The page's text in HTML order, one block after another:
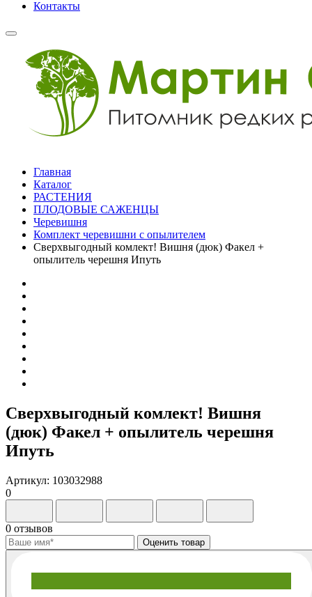
Контакты
Главная
Каталог
РАСТЕНИЯ
ПЛОДОВЫЕ САЖЕНЦЫ
Черевишня
Комплект черевишни с опылителем
Сверхвыгодный комлект! Вишня (дюк) Факел +
опылитель черешня Ипуть
Сверхвыгодный комлект! Вишня
(дюк) Факел + опылитель черешня
Ипуть
Артикул: 103032988
0
0 отзывов